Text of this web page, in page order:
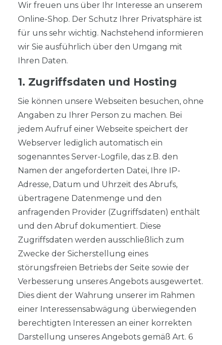
Wir freuen uns über Ihr Interesse an unserem
Online-Shop. Der Schutz Ihrer Privatsphäre ist
für uns sehr wichtig. Nachstehend informieren
wir Sie ausführlich über den Umgang mit
Ihren Daten.
1. Zugriffsdaten und Hosting
Sie können unsere Webseiten besuchen, ohne
Angaben zu Ihrer Person zu machen. Bei
jedem Aufruf einer Webseite speichert der
Webserver lediglich automatisch ein
sogenanntes Server-Logfile, das z.B. den
Namen der angeforderten Datei, Ihre IP-
Adresse, Datum und Uhrzeit des Abrufs,
übertragene Datenmenge und den
anfragenden Provider (Zugriffsdaten) enthält
und den Abruf dokumentiert. Diese
Zugriffsdaten werden ausschließlich zum
Zwecke der Sicherstellung eines
störungsfreien Betriebs der Seite sowie der
Verbesserung unseres Angebots ausgewertet.
Dies dient der Wahrung unserer im Rahmen
einer Interessensabwägung überwiegenden
berechtigten Interessen an einer korrekten
Darstellung unseres Angebots gemäß Art. 6